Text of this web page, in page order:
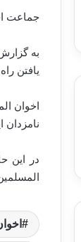
جماعت
به
یافتن
اخوان
در این